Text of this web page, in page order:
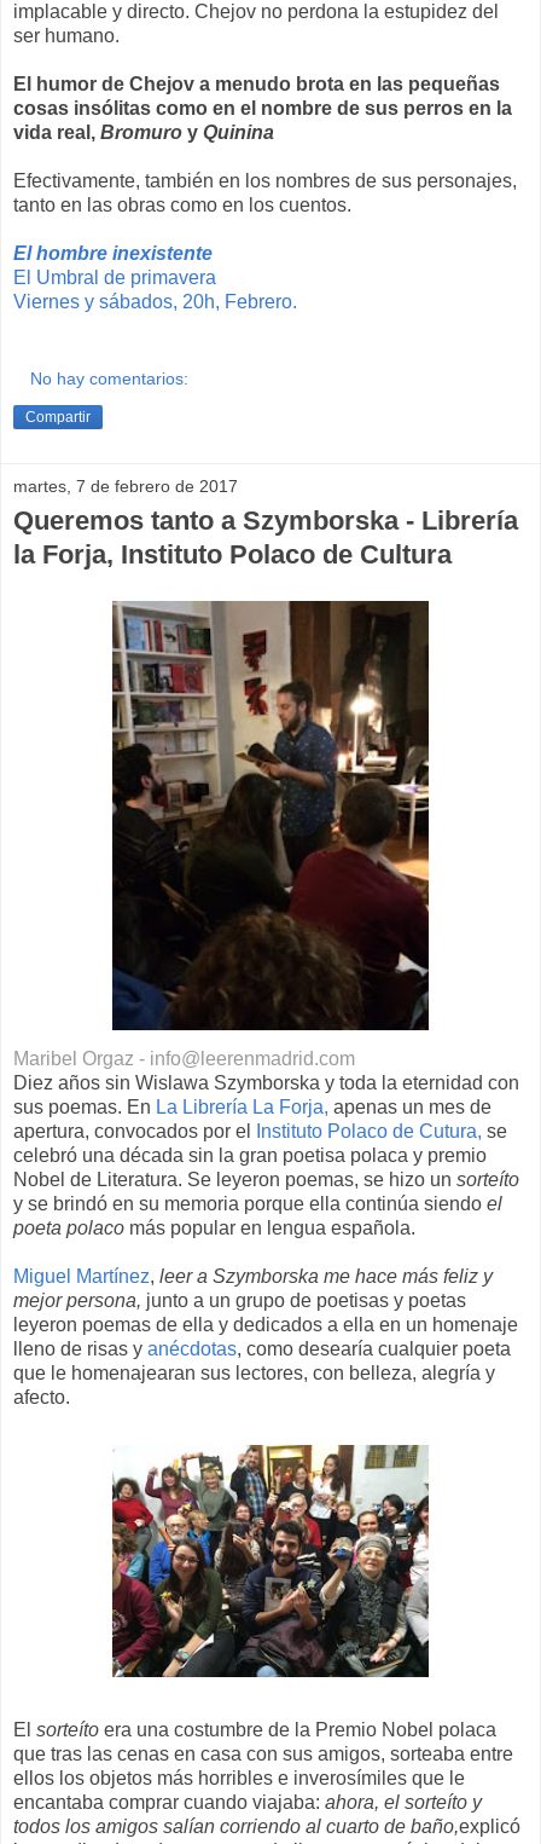
implacable y directo. Chejov no perdona la estupidez del
ser humano.
El humor de Chejov a menudo brota en las pequeñas
cosas insólitas como en el nombre de sus perros en la
vida real, Bromuro y Quinina
Efectivamente, también en los nombres de sus personajes,
tanto en las obras como en los cuentos.
El hombre inexistente
El Umbral de primavera
Viernes y sábados, 20h, Febrero.
No hay comentarios:
Compartir
martes, 7 de febrero de 2017
Queremos tanto a Szymborska - Librería
la Forja, Instituto Polaco de Cultura
Maribel Orgaz - info@leerenmadrid.com
Diez años sin Wislawa Szymborska y toda la eternidad con
sus poemas. En La Librería La Forja, apenas un mes de
apertura, convocados por el
Instituto Polaco de Cutura, se
celebró una década sin la gran poetisa polaca y premio
Nobel de Literatura. Se leyeron poemas, se hizo un sorteíto
y se brindó en su memoria porque ella continúa siendo el
poeta polaco más popular en lengua española.
Miguel Martínez, leer a Szymborska me hace más feliz y
mejor persona, junto a un grupo de poetisas y poetas
leyeron poemas de ella y dedicados a ella en un homenaje
lleno de risas y anécdotas, como desearía cualquier poeta
que le homenajearan sus lectores, con belleza, alegría y
afecto.
El sorteíto era una costumbre de la Premio Nobel polaca
que tras las cenas en casa con sus amigos, sorteaba entre
ellos los objetos más horribles e inverosímiles que le
encantaba comprar cuando viajaba: ahora, el sorteíto y
todos los amigos salían corriendo al cuarto de baño,explicó